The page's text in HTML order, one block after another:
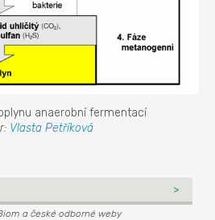
anaerobní fermentací
Vlasta Petříková
a české odborné weby